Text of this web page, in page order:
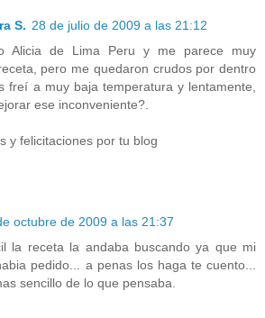
S. 28 de julio de 2009 a las 21:12
Alicia de Lima Peru y me parece muy
pero me quedaron crudos por dentro
freí a muy baja temperatura y lentamente,
ese inconveniente?.
y felicitaciones por tu blog
octubre de 2009 a las 21:37
la receta la andaba buscando ya que mi
pedido... a penas los haga te cuento...
sencillo de lo que pensaba.